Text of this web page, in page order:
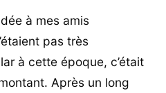
à mes amis
pas très
à cette époque, c’était
Après un long